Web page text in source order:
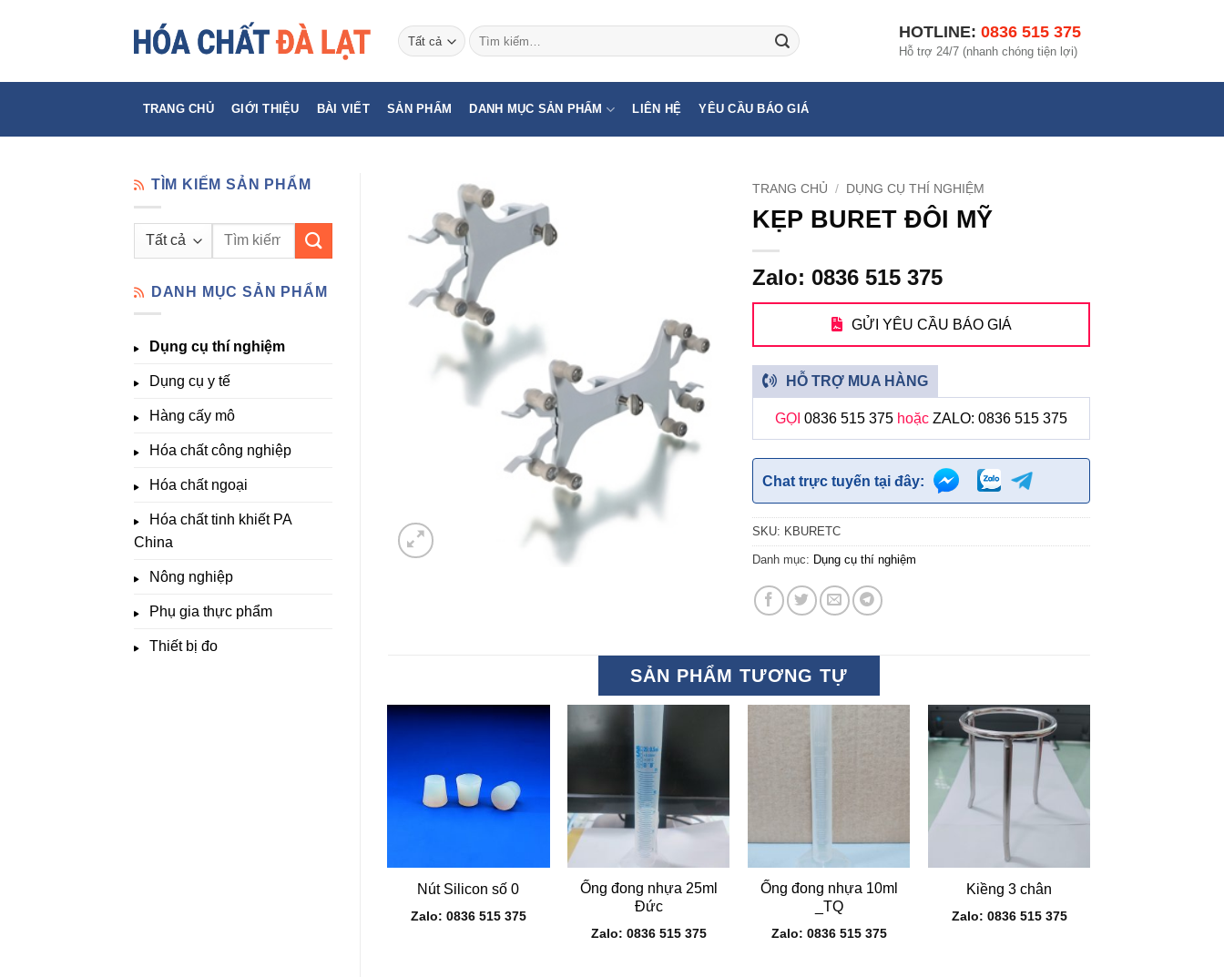
Tìm
kiếm:
HOTLINE: 0836 515 375
Hỗ trợ 24/7 (nhanh chóng tiện lợi)
TRANG CHỦ GIỚI THIỆU BÀI VIẾT SẢN PHẨM DANH MỤC SẢN PHẨM LIÊN HỆ YÊU CẦU BÁO GIÁ
TÌM KIẾM SẢN PHẨM
Tìm
DANH MỤC SẢN PHẨM
Dụng cụ thí nghiệm
Dụng cụ y tế
Hàng cấy mô
Hóa chất công nghiệp
Hóa chất ngoại
Hóa chất tinh khiết PA
China
Nông nghiệp
Phụ gia thực phẩm
Thiết bị đo
TRANG CHỦ / DỤNG CỤ THÍ NGHIỆM
KẸP BURET ĐÔI MỸ
Zalo: 0836 515 375
GỬI YÊU CẦU BÁO GIÁ
HỖ TRỢ MUA HÀNG
GỌI0836 515 375 hoặcZALO: 0836 515 375
Chat trực tuyến tại đây:
SKU: KBURETC
Danh mục: Dụng cụ thí nghiệm
SẢN PHẨM TƯƠNG TỰ
Nút Silicon số 0
Zalo: 0836 515 375
Ống đong nhựa 25ml
Đức
Zalo: 0836 515 375
Ống đong nhựa 10ml
_TQ
Zalo: 0836 515 375
Kiềng 3 chân
Zalo: 0836 515 375